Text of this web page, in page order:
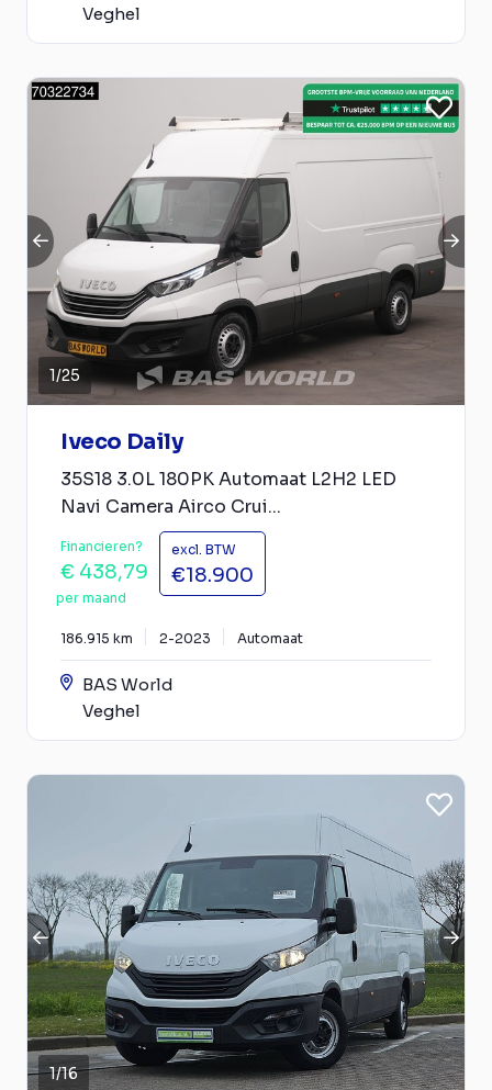
Veghel
1/25
Iveco Daily
35S18 3.0L 180PK Automaat L2H2 LED
Navi Camera Airco Crui...
Financieren?
€ 438,79
per maand
excl. BTW
€18.900
186.915 km 2-2023 Automaat
BAS World
Veghel
1/16